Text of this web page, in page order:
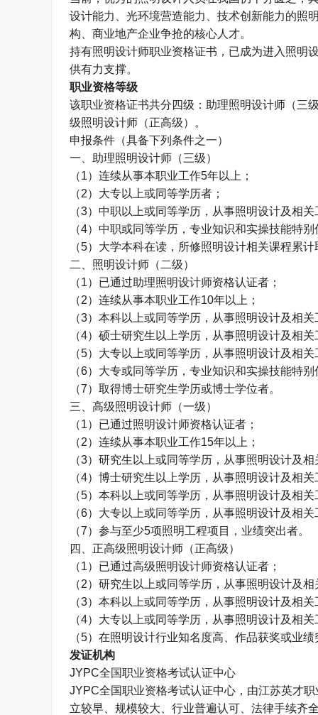
设计能力、光环境营造能力、技术创新能力的照
构、商业地产企业争抢的核心人才。
持有照明设计师职业资格证书，已成为进入照明
供有力支撑。
职业资格等级
该职业资格证书共分四级：助理照明设计师（三
级照明设计师（正高级）。
申报条件（具备下列条件之一）
一、助理照明设计师（三级）
（1）连续从事本职业工作5年以上；
（2）大专以上或同等学历者；
（3）中职以上或同等学历，从事照明设计及相关
（4）中职或同等学历，专业知识和实操技能特别
（5）大学本科在读，所修照明设计相关课程累计
二、照明设计师（二级）
（1）已通过助理照明设计师资格认证者；
（2）连续从事本职业工作10年以上；
（3）本科以上或同等学历，从事照明设计及相关
（4）硕士研究生以上学历，从事照明设计及相关
（5）大专以上或同等学历，从事照明设计及相关
（6）大专或同等学历，专业知识和实操技能特别
（7）取得博士研究生学历或博士学位者。
三、高级照明设计师（一级）
（1）已通过照明设计师资格认证者；
（2）连续从事本职业工作15年以上；
（3）研究生以上或同等学历，从事照明设计及相
（4）博士研究生以上学历，从事照明设计及相关
（5）本科以上或同等学历，从事照明设计及相关
（6）大专以上或同等学历，从事照明设计及相关
（7）参与至少5项照明工程项目，业绩突出者。
四、正高级照明设计师（正高级）
（1）已通过高级照明设计师资格认证者；
（2）研究生以上或同等学历，从事照明设计及相
（3）本科以上或同等学历，从事照明设计及相关
（4）大专以上或同等学历，从事照明设计及相关
（5）在照明设计行业知名度高、作品获奖或业
发证机构
JYPC全国职业资格考试认证中心
JYPC全国职业资格考试认证中心，由江苏英才
立较早、规模较大、行业普遍认可、法律手续齐